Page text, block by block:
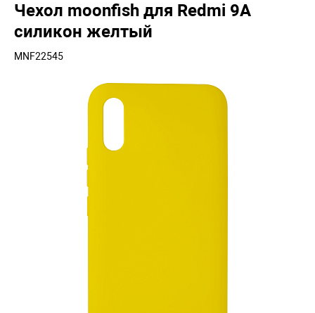
Чехол moonfish для Redmi 9A
силикон желтый
MNF22545